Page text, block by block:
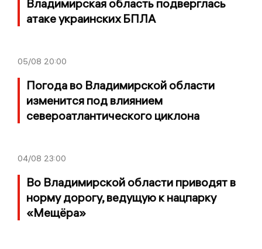
Владимирская область подверглась
атаке украинских БПЛА
05/08 20:00
Погода во Владимирской области
изменится под влиянием
североатлантического циклона
04/08 23:00
Во Владимирской области приводят в
норму дорогу, ведущую к нацпарку
«Мещёра»